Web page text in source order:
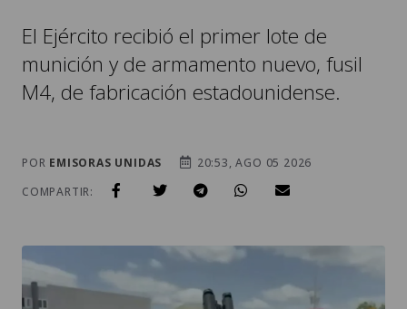
El Ejército recibió el primer lote de
munición y de armamento nuevo, fusil
M4, de fabricación estadounidense.
POR EMISORAS UNIDAS
20:53, AGO 05 2026
COMPARTIR: